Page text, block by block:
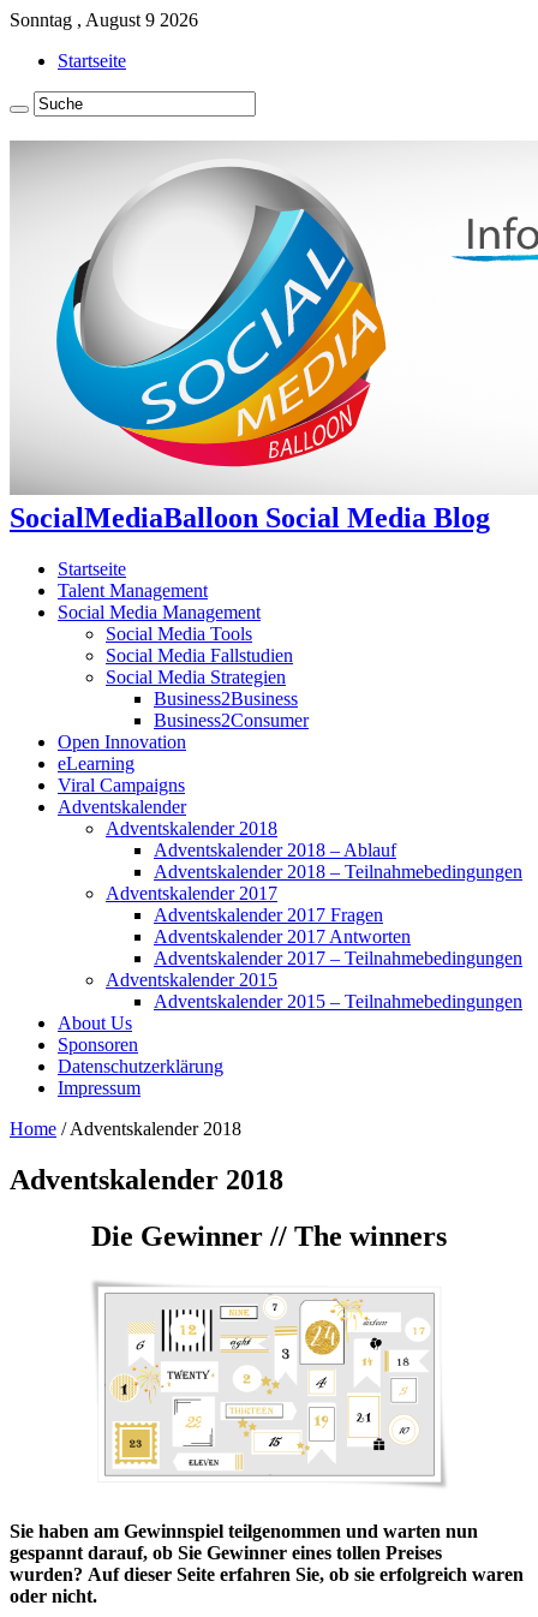
Sonntag , August 9 2026
Startseite
SocialMediaBalloon Social Media Blog
Startseite
Talent Management
Social Media Management
Social Media Tools
Social Media Fallstudien
Social Media Strategien
Business2Business
Business2Consumer
Open Innovation
eLearning
Viral Campaigns
Adventskalender
Adventskalender 2018
Adventskalender 2018 – Ablauf
Adventskalender 2018 – Teilnahmebedingungen
Adventskalender 2017
Adventskalender 2017 Fragen
Adventskalender 2017 Antworten
Adventskalender 2017 – Teilnahmebedingungen
Adventskalender 2015
Adventskalender 2015 – Teilnahmebedingungen
About Us
Sponsoren
Datenschutzerklärung
Impressum
Home / Adventskalender 2018
Adventskalender 2018
Die Gewinner // The winners
Sie haben am Gewinnspiel teilgenommen und warten nun
gespannt darauf, ob Sie Gewinner eines tollen Preises
wurden? Auf dieser Seite erfahren Sie, ob sie erfolgreich waren
oder nicht.